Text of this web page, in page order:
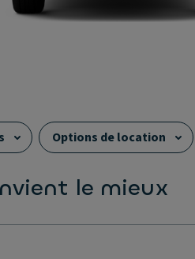
Options de location
le mieux